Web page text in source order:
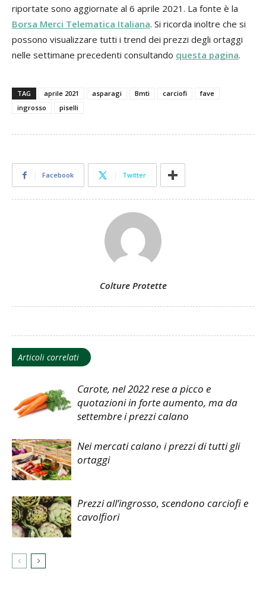
riportate sono aggiornate al 6 aprile 2021. La fonte è la
Borsa Merci Telematica Italiana. Si ricorda inoltre che si
possono visualizzare tutti i trend dei prezzi degli ortaggi
nelle settimane precedenti consultando questa pagina.
TAG aprile 2021 asparagi Bmti carciofi
fave
ingrosso
piselli
Facebook Twitter
Colture Protette
Articoli correlati
Carote, nel 2022 rese a picco e
quotazioni in forte aumento, ma da
settembre i prezzi calano
Nei mercati calano i prezzi di tutti gli
ortaggi
Prezzi all’ingrosso, scendono carciofi e
cavolfiori